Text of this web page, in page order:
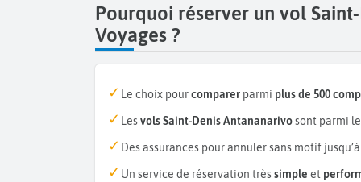
Pourquoi réserver un vol
Voyages ?
Le choix pourcomparer parmi plus de 500
Lesvols Saint-Denis Antananarivosont parmi
Des assurances pour annuler sans motif
Un service de réservation trèssimple et